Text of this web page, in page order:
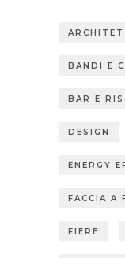
BANDI E
BAR E
DESIGN
ENERGY
FACCIA A
FIERE